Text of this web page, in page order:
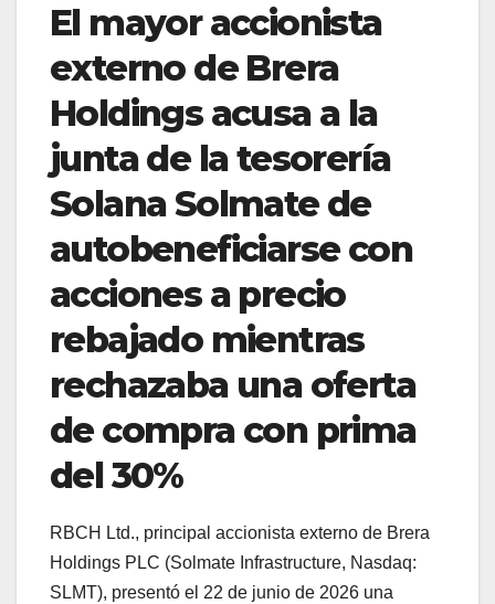
El mayor accionista
externo de Brera
Holdings acusa a la
junta de la tesorería
Solana Solmate de
autobeneficiarse con
acciones a precio
rebajado mientras
rechazaba una oferta
de compra con prima
del 30%
RBCH Ltd., principal accionista externo de Brera
Holdings PLC (Solmate Infrastructure, Nasdaq:
SLMT), presentó el 22 de junio de 2026 una